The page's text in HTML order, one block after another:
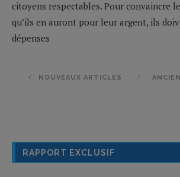
citoyens respectables. Pour convaincre
qu’ils en auront pour leur argent, ils
dépenses
NOUVEAUX ARTICLES
RAPPORT EXCLUSIF